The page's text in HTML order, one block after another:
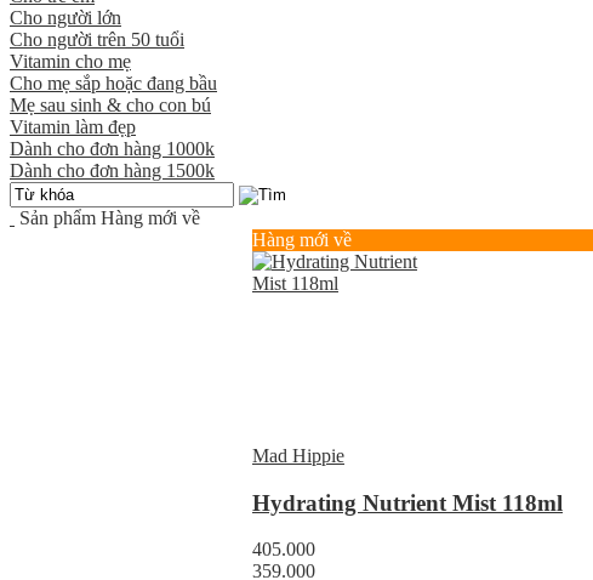
Cho người lớn
Cho người trên 50 tuổi
Vitamin cho mẹ
Cho mẹ sắp hoặc đang bầu
Mẹ sau sinh & cho con bú
Vitamin làm đẹp
Dành cho đơn hàng 1000k
Dành cho đơn hàng 1500k
Sản phẩm Hàng mới về
Hàng mới về
Mad Hippie
Hydrating Nutrient Mist 118ml
405.000
359.000